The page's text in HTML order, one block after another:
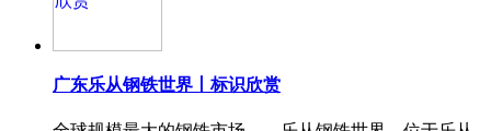
广东乐从钢铁世界丨标识欣赏